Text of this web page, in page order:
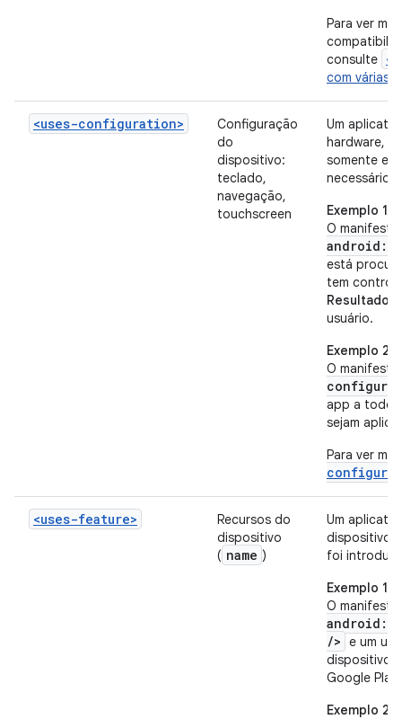
Para ver
consulte
com várias
<uses-configuration>
Configuração
do
dispositivo:
teclado,
navegação,
touchscreen
Um
hardware, e
somente
necessário.
Exemplo 1
O
está
tem
Resultado:
usuário.
Exemplo 2
O
app a todos
sejam
Para ver
<uses-feature>
Recursos do
dispositivo
( name )
Um
dispositivo
foi
Exemplo 1
O
/> e um
dispositivo
Google
Exemplo 2